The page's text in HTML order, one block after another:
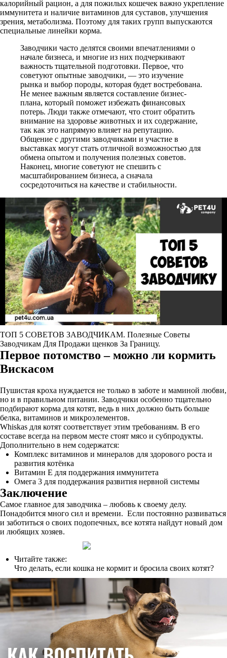
калорийный рацион, а для пожилых кошечек важно укрепление
иммунитета и наличие витаминов для суставов, улучшения
зрения, метаболизма. Поэтому для таких групп выпускаются
специальные линейки корма.
Заводчики часто делятся своими впечатлениями о
начале бизнеса, и многие из них подчеркивают
важность тщательной подготовки. Первое, что
советуют опытные заводчики, — это изучение
рынка и выбор породы, которая будет востребована.
Не менее важным является составление бизнес-
плана, который поможет избежать финансовых
потерь. Люди также отмечают, что стоит обратить
внимание на здоровье животных и их содержание,
так как это напрямую влияет на репутацию.
Общение с другими заводчиками и участие в
выставках могут стать отличной возможностью для
обмена опытом и получения полезных советов.
Наконец, многие советуют не спешить с
масштабированием бизнеса, а сначала
сосредоточиться на качестве и стабильности.
ТОП 5 СОВЕТОВ ЗАВОДЧИКАМ. Полезные Советы
Заводчикам Для Продажи щенков За Границу.
Первое потомство – можно ли кормить
Вискасом
Пушистая кроха нуждается не только в заботе и маминой любви,
но и в правильном питании. Заводчики особенно тщательно
подбирают корма для котят, ведь в них должно быть больше
белка, витаминов и микроэлементов.
Whiskas для котят соответствует этим требованиям. В его
составе всегда на первом месте стоят мясо и субпродукты.
Дополнительно в нем содержатся:
Комплекс витаминов и минералов для здорового роста и
развития котёнка
Витамин Е для поддержания иммунитета
Омега 3 для поддержания развития нервной системы
Заключение
Самое главное для заводчика – любовь к своему делу.
Понадобится много сил и времени. Если постоянно развиваться
и заботиться о своих подопечных, все котята найдут новый дом
и любящих хозяев.
Читайте также:
Что делать, если кошка не кормит и бросила своих котят?